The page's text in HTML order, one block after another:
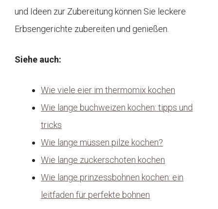
und Ideen zur Zubereitung können Sie leckere
Erbsengerichte zubereiten und genießen.
Siehe auch:
Wie viele eier im thermomix kochen
Wie lange buchweizen kochen: tipps und
tricks
Wie lange müssen pilze kochen?
Wie lange zuckerschoten kochen
Wie lange prinzessbohnen kochen: ein
leitfaden für perfekte bohnen